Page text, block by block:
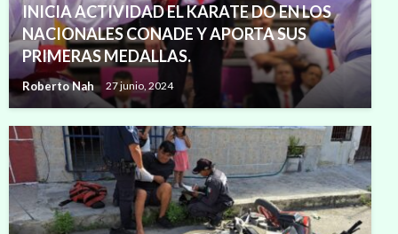
INICIA ACTIVIDAD EL KARATE DO EN LOS
NACIONALES CONADE Y APORTA SUS
PRIMERAS MEDALLAS.
Roberto Nah 27 junio, 2024